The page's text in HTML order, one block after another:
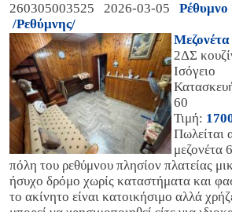
260305003525 2026-03-05
/Ρεθύμνης/
Μεζονέτα
2ΔΣ
Ισόγειο
60
Τιμή:
Πωλείται
μεζονέτα
πόλη του ρεθύμνου πλησίον πλατείας
ήσυχο δρόμο χωρίς καταστήματα και
το ακίνητο είναι κατοικήσιμο αλλά